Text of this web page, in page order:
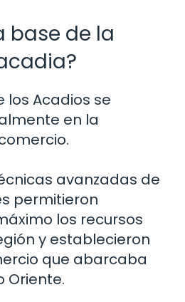
base de la
los Acadios se
en la
avanzadas de
permitieron
los recursos
y establecieron
que abarcaba
Oriente.